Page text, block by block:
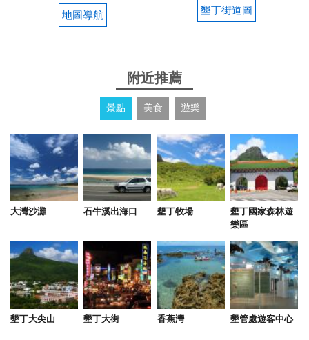
裡，其它地方都還不錯，希望別踩雷，㊗️假期愉快
2025-08-23 18:01:26
1.房間很大很舒適，洗澡熱水夠大夠熱，洗手也有熱
大，廁所垃圾桶很小，吹風機綁在浴室，無法拿到房
間使用。冷氣有點大聲。 3.走到沙灘很方便，海景非
常棒。救生員好像有，但沒看到坐在哪裡，安心感很
低。 4.泳池很大很棒，免費借浮板，提供毛巾，救生
員充足，安心感高。更衣室較少，男2女3。 5.地下停
車場環境有點可怕，要慎選車位，潮濕還有鳥屎攻
擊。停車場離大廳很遠，先下行李再去停車。 6.飯店
內吃的選擇非常少，有販賣機，但有很多品項缺貨沒
補，可能久久才補一次。 7.一開始去會走到迷路，場
地很大，標示不夠清楚。 8.梅花鹿餵食，有賣紅蘿
蔔，一份60，兩份100元。 9.兒童遊戲室很小，只適
合小小孩。 10.有六台撞球兩台桌球，很棒，要先預
地圖導航 墾丁街道圖
附近推薦
景點 美食 遊樂
大灣沙灘 石牛溪出海口 墾丁牧場
墾丁國家森林遊
樂區
墾丁大尖山 墾丁大街 香蕉灣 墾管處遊客中心